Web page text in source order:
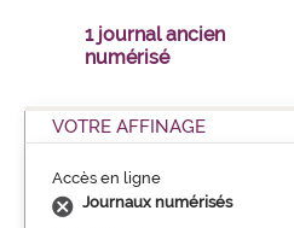
1 journal ancien
numérisé
VOTRE AFFINAGE
Accès en ligne
Journaux numérisés